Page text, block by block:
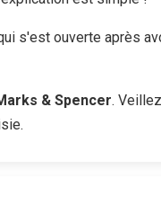
s'est ouverte après
& Spencer.